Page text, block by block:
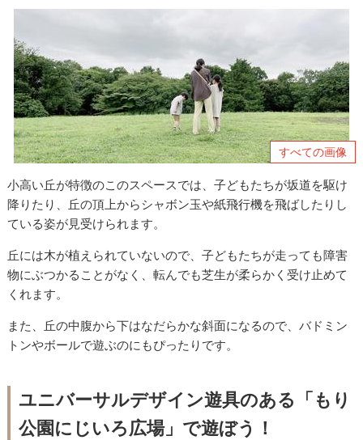
すべての画像
小高い丘が特徴のこのスペースでは、子どもたちが坂道を駆け
降りたり、丘の頂上からシャボン玉や紙飛行機を飛ばしたりし
ている姿が見受けられます。
丘には木が植えられていないので、子どもたちが走っても障害
物にぶつかることがなく、転んでも芝生が柔らかく受け止めて
くれます。
また、丘の中腹から下はなだらかな斜面になるので、バドミン
トンやボールで遊ぶのにもぴったりです。
ユニバーサルデザイン遊具のある「もり
公園にじいろ広場」で遊ぼう！